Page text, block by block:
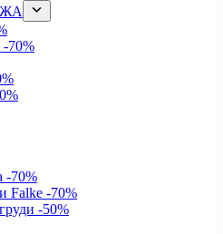
-70%
-70%
Falke -70%
-50%